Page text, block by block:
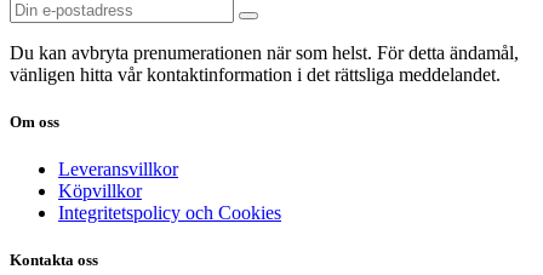
Du kan avbryta prenumerationen när som helst. För detta ändamål,
vänligen hitta vår kontaktinformation i det rättsliga meddelandet.
Om oss
Leveransvillkor
Köpvillkor
Integritetspolicy och Cookies
Kontakta oss